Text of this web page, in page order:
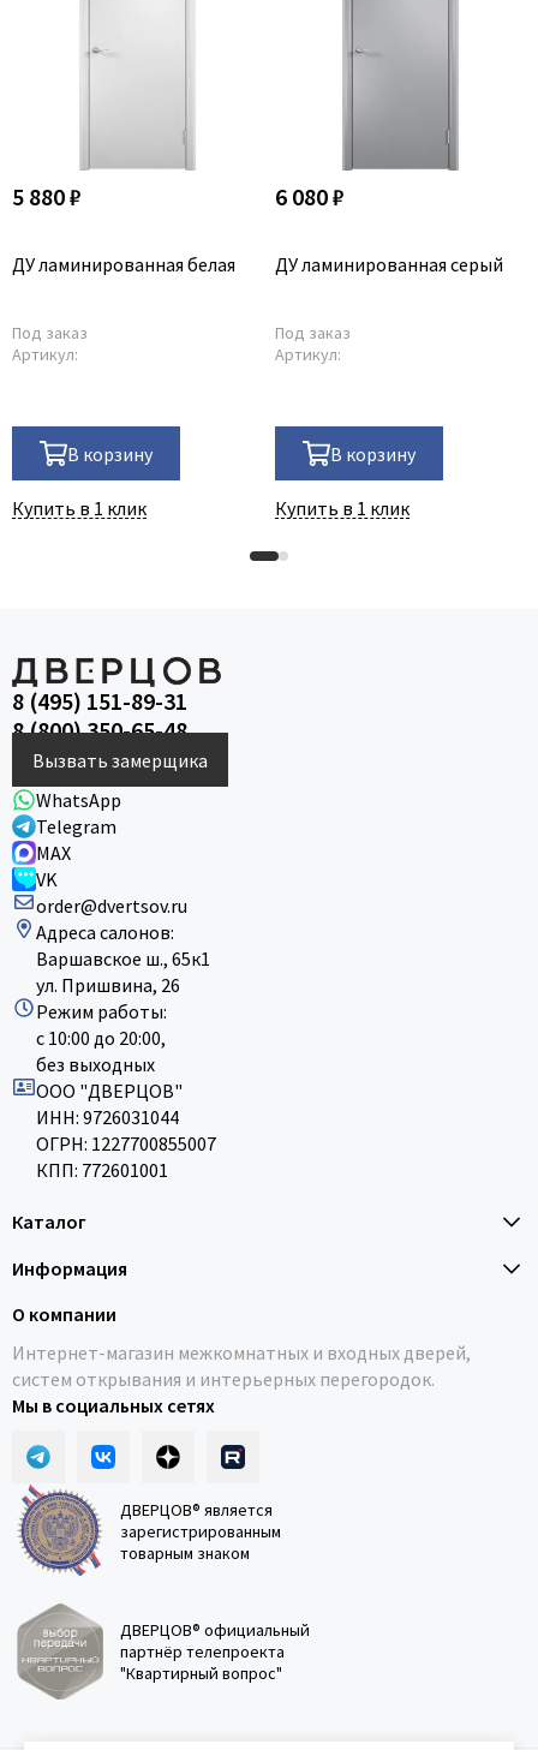
5 880 ₽
ДУ ламинированная белая
Под заказ
Артикул:
В корзину
Купить в 1 клик
6 080 ₽
ДУ ламинированная серый
Под заказ
Артикул:
В корзину
Купить в 1 клик
8 (495) 151-89-31
8 (800) 350-65-48
Вызвать замерщика
WhatsApp
Telegram
MAX
VK
order@dvertsov.ru
Адреса салонов:
Варшавское ш., 65к1
ул. Пришвина, 26
Режим работы:
с 10:00 до 20:00,
без выходных
ООО "ДВЕРЦОВ"
ИНН: 9726031044
ОГРН: 1227700855007
КПП: 772601001
Каталог
Информация
О компании
Интернет-магазин межкомнатных и входных дверей,
систем открывания и интерьерных перегородок.
Мы в социальных сетях
ДВЕРЦОВ® является
зарегистрированным
товарным знаком
ДВЕРЦОВ® официальный
партнёр телепроекта
"Квартирный вопрос"